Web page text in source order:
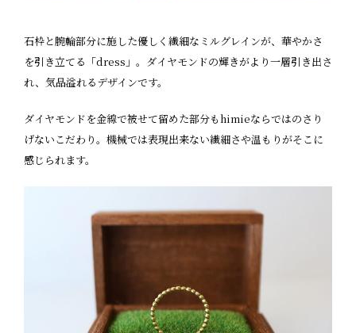
石枠と腕輪部分に施した優しく繊細なミルグレインが、華やかさ
を引き立てる「dress」。ダイヤモンドの輝きがより一層引き出さ
れ、気品溢れるデザインです。
ダイヤモンドを金線で被せて留めた部分もhimieならではのさり
げないこだわり。機械では表現出来ない繊細さや温もりがそこに
感じられます。